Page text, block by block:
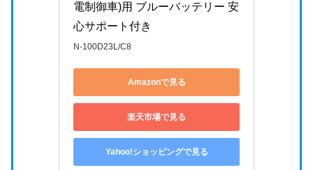
電制御車)用 ブルーバッテリー 安
心サポート付き
N-100D23L/C8
Amazonで見る
楽天市場で見る
Yahoo!ショッピングで見る